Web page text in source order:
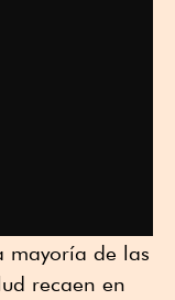
mayoría de las
recaen en